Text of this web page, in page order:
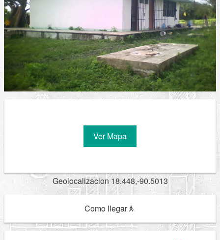
Ver Mapa
Geolocalizacion 18.448,-90.5013
Como llegar